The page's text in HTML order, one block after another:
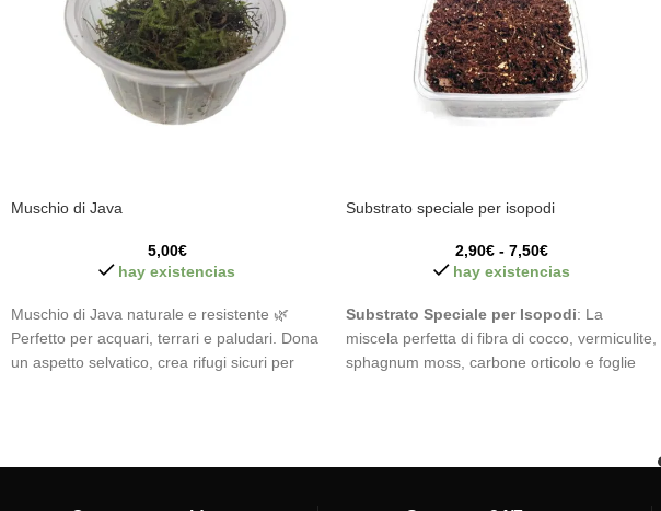
Muschio di Java
5,00€
hay existencias
Muschio di Java naturale e resistente 🌿
Perfetto per acquari, terrari e paludari. Dona
un aspetto selvatico, crea rifugi sicuri per
Substrato speciale per isopodi
2,90€ - 7,50€
hay existencias
Substrato Speciale per Isopodi: La
miscela perfetta di fibra di cocco, vermiculite,
sphagnum moss, carbone orticolo e foglie